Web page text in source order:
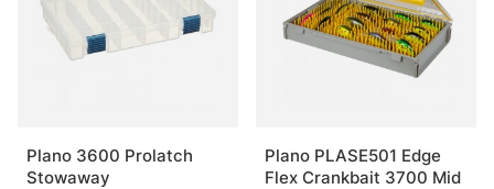
Plano 3600 Prolatch
Stowaway
Plano PLASE501 Edge
Flex Crankbait 3700 Mid